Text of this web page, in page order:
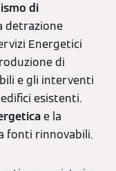
di
detrazione
Energetici
di
e gli interventi
esistenti.
e la
fonti rinnovabili.